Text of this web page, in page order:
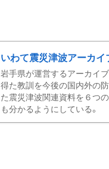
いわて震災津波アーカイ
岩手県が運営するアーカイ
得た教訓を今後の国内外の
た震災津波関連資料を６つ
も分かるようにしている。